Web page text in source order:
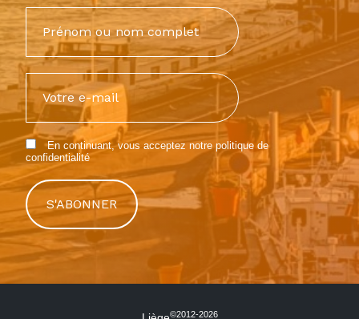
En continuant, vous acceptez notre politique de
confidentialité
©2012-2026